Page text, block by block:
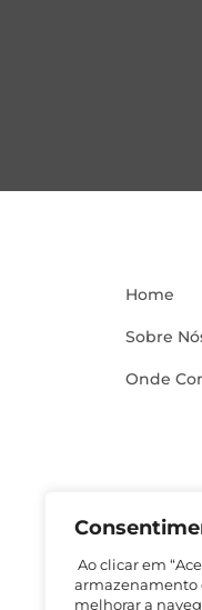
Ao clicar em
armazenamento
melhorar a
Home
Sobre
Onde